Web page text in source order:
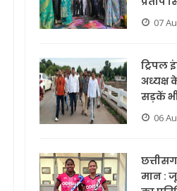
07
ट्रिपल
अध्यक्ष
सड़कें
06
मान :